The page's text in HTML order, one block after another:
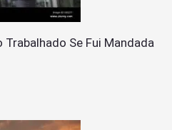
Se Fui Mandada